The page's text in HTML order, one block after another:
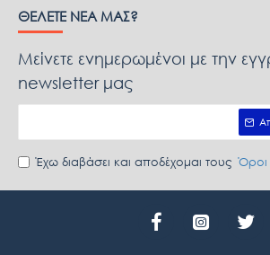
ΘΈΛΕΤΕ ΝΈΑ ΜΑΣ?
Μείνετε ενημερωμένοι με την
newsletter μας
Έχω διαβάσει και αποδέχομαι τους